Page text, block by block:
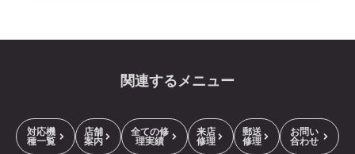
関連するメニュー
対応機
種一覧
店舗
案内
全ての修
理実績
来店
修理
郵送
修理
お問い
合わせ